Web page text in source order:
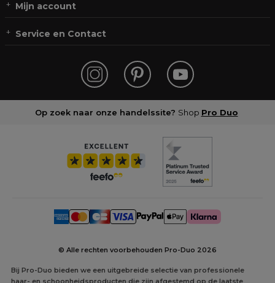
Mijn account
Service en Contact
Op zoek naar onze handelssite? Shop Pro Duo
© Alle rechten voorbehouden Pro-Duo 2026
Bij Pro-Duo bieden we een uitgebreide selectie van professionele